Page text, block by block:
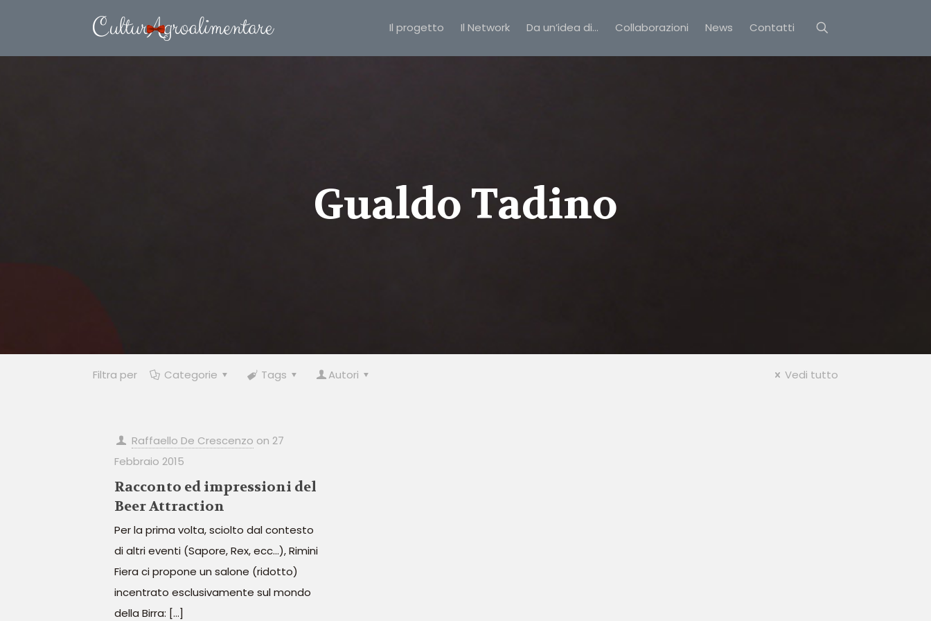
Il progetto Il Network Da un’idea di… Collaborazioni News Contatti
Gualdo Tadino
Filtra per Categorie Tags Autori Vedi tutto
Raffaello De Crescenzo on 27
Febbraio 2015
Racconto ed impressioni del
Beer Attraction
Per la prima volta, sciolto dal contesto
di altri eventi (Sapore, Rex, ecc…), Rimini
Fiera ci propone un salone (ridotto)
incentrato esclusivamente sul mondo
della Birra: […]